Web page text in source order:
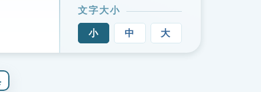
文字大小
小 中 大